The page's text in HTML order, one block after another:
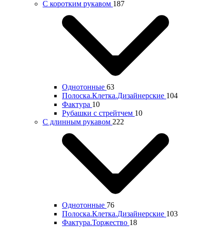
С коротким рукавом 187
Однотонные 63
Полоска.Клетка.Дизайнерские 104
Фактура 10
Рубашки с стрейтчем 10
С длинным рукавом 222
Однотонные 76
Полоска.Клетка.Дизайнерские 103
Фактура.Торжество 18